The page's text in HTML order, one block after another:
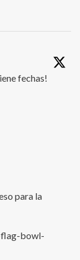
fechas!
para la
flag-bowl-